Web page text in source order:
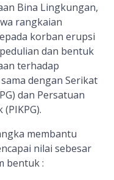
Bina Lingkungan,
rangkaian
korban erupsi
dan bentuk
terhadap
dengan Serikat
dan Persatuan
membantu
nilai sebesar
bentuk :